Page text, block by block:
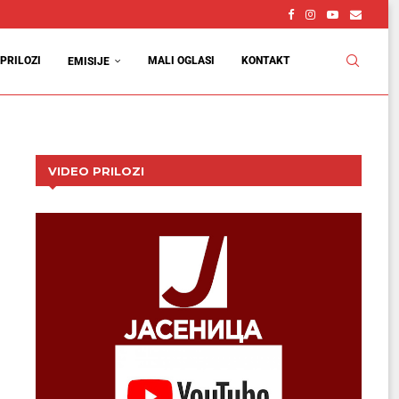
PRILOZI EMISIJE MALI OGLASI KONTAKT
VIDEO PRILOZI